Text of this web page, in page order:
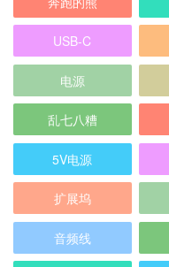
USB-C
电源
乱七八糟
5V电源
扩展坞
音频线